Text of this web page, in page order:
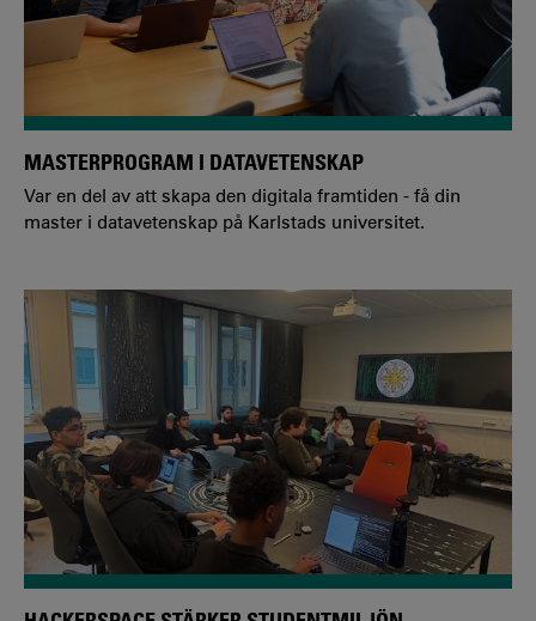
MASTERPROGRAM I DATAVETENSKAP
Var en del av att skapa den digitala framtiden - få din
master i datavetenskap på Karlstads universitet.